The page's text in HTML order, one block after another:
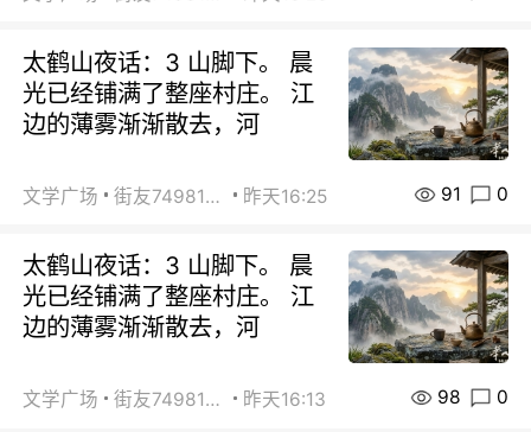
太鹤山夜话：3 山脚下。 晨
光已经铺满了整座村庄。 江
边的薄雾渐渐散去，河
文学广场 街友74981146 昨天16:25 91 0
太鹤山夜话：3 山脚下。 晨
光已经铺满了整座村庄。 江
边的薄雾渐渐散去，河
文学广场 街友74981146 昨天16:13 98 0